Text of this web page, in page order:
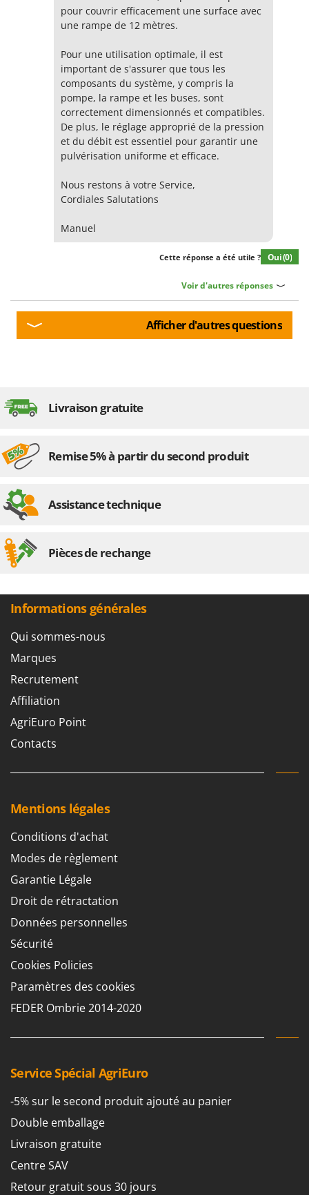
pour couvrir efficacement une surface avec
une rampe de 12 mètres.
Pour une utilisation optimale, il est
important de s'assurer que tous les
composants du système, y compris la
pompe, la rampe et les buses, sont
correctement dimensionnés et compatibles.
De plus, le réglage approprié de la pression
et du débit est essentiel pour garantir une
pulvérisation uniforme et efficace.
Nous restons à votre Service,
Cordiales Salutations
Manuel
Cette réponse a été utile ? Oui(0)
Voir d'autres réponses
Afficher d'autres questions
Livraison gratuite
Remise 5% à partir du second produit
Assistance technique
Pièces de rechange
Informations générales
Qui sommes-nous
Marques
Recrutement
Affiliation
AgriEuro Point
Contacts
Mentions légales
Conditions d'achat
Modes de règlement
Garantie Légale
Droit de rétractation
Données personnelles
Sécurité
Cookies Policies
Paramètres des cookies
FEDER Ombrie 2014-2020
Service Spécial AgriEuro
-5% sur le second produit ajouté au panier
Double emballage
Livraison gratuite
Centre SAV
Retour gratuit sous 30 jours